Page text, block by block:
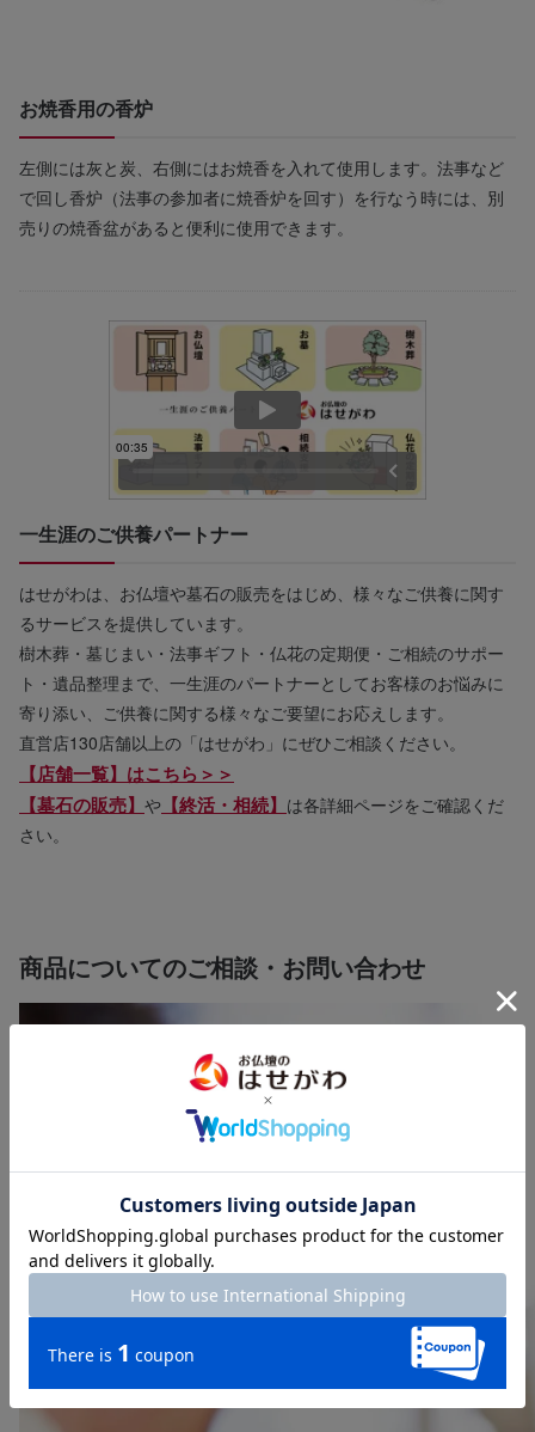
お焼香用の香炉
左側には灰と炭、右側にはお焼香を入れて使用します。法事など
で回し香炉（法事の参加者に焼香炉を回す）を行なう時には、別
売りの焼香盆があると便利に使用できます。
一生涯のご供養パートナー
はせがわは、お仏壇や墓石の販売をはじめ、様々なご供養に関す
るサービスを提供しています。
樹木葬・墓じまい・法事ギフト・仏花の定期便・ご相続のサポー
ト・遺品整理まで、一生涯のパートナーとしてお客様のお悩みに
寄り添い、ご供養に関する様々なご要望にお応えします。
直営店130店舗以上の「はせがわ」にぜひご相談ください。
【店舗一覧】はこちら＞＞
【墓石の販売】 や 【終活・相続】 は各詳細ページをご確認くだ
さい。
商品についてのご相談・お問い合わせ